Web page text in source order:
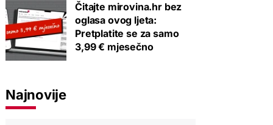
Čitajte mirovina.hr bez
oglasa ovog ljeta:
Pretplatite se za samo
3,99 € mjesečno
Najnovije